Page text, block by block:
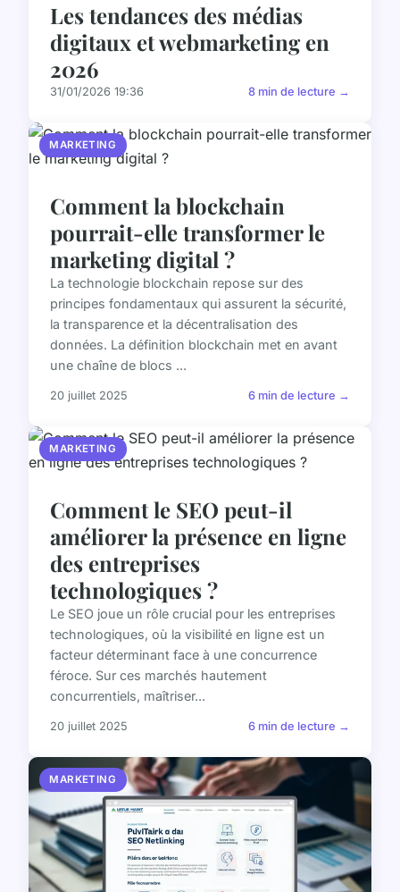
Les tendances des médias
digitaux et webmarketing en
2026
31/01/2026 19:36 8 min de lecture →
MARKETING
Comment la blockchain
pourrait-elle transformer le
marketing digital ?
La technologie blockchain repose sur des
principes fondamentaux qui assurent la sécurité,
la transparence et la décentralisation des
données. La définition blockchain met en avant
une chaîne de blocs ...
20 juillet 2025 6 min de lecture →
MARKETING
Comment le SEO peut-il
améliorer la présence en ligne
des entreprises
technologiques ?
Le SEO joue un rôle crucial pour les entreprises
technologiques, où la visibilité en ligne est un
facteur déterminant face à une concurrence
féroce. Sur ces marchés hautement
concurrentiels, maîtriser...
20 juillet 2025 6 min de lecture →
MARKETING